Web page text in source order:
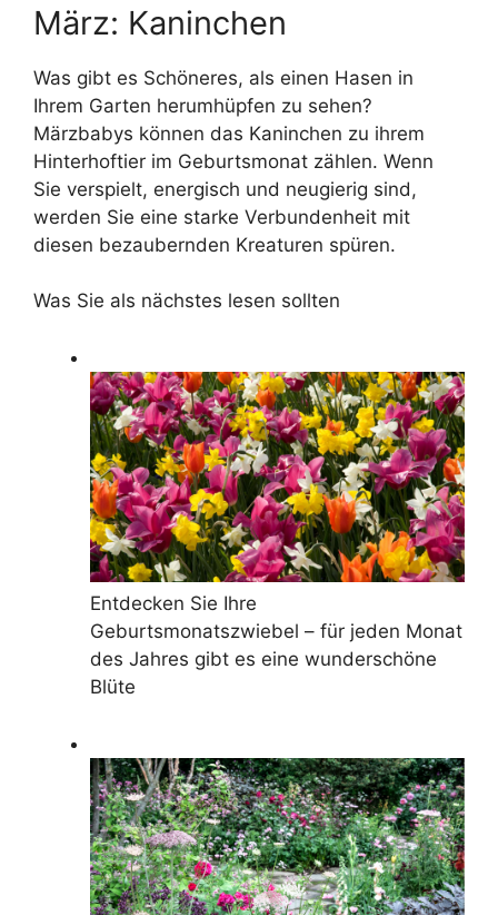
März: Kaninchen
Was gibt es Schöneres, als einen Hasen in
Ihrem Garten herumhüpfen zu sehen?
Märzbabys können das Kaninchen zu ihrem
Hinterhoftier im Geburtsmonat zählen. Wenn
Sie verspielt, energisch und neugierig sind,
werden Sie eine starke Verbundenheit mit
diesen bezaubernden Kreaturen spüren.
Was Sie als nächstes lesen sollten
Entdecken Sie Ihre
Geburtsmonatszwiebel – für jeden Monat
des Jahres gibt es eine wunderschöne
Blüte